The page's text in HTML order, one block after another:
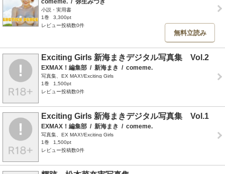
小説・実用書
1巻
3,300pt
レビュー投稿数0件
無料立読み
Exciting Girls 新海まきデジタル写真集 Vol.2
EXMAX！編集部 / 新海まき / comeme.
写真集、EX MAX!/Exciting Girls
1巻
1,500pt
レビュー投稿数0件
Exciting Girls 新海まきデジタル写真集 Vol.1
EXMAX！編集部 / 新海まき / comeme.
写真集、EX MAX!/Exciting Girls
1巻
1,500pt
レビュー投稿数0件